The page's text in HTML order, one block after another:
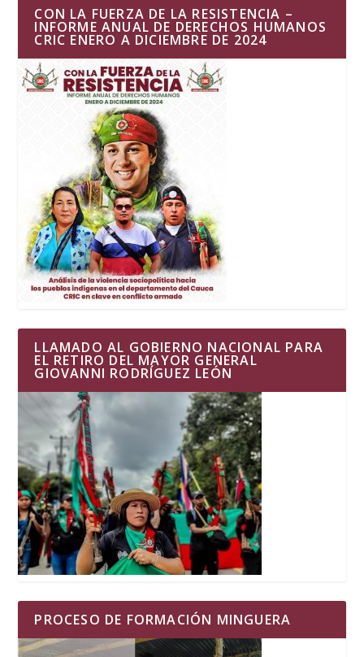
CON LA FUERZA DE LA RESISTENCIA –
INFORME ANUAL DE DERECHOS HUMANOS
CRIC ENERO A DICIEMBRE DE 2024
LLAMADO AL GOBIERNO NACIONAL PARA
EL RETIRO DEL MAYOR GENERAL
GIOVANNI RODRÍGUEZ LEÓN
PROCESO DE FORMACIÓN MINGUERA